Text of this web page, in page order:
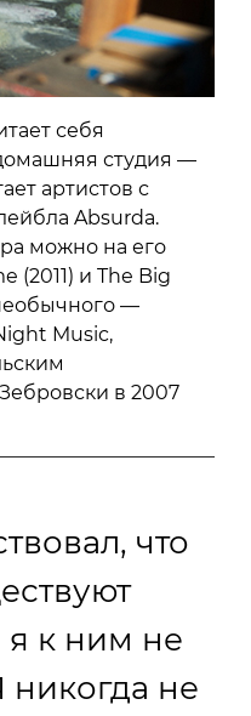
себя
студия —
артистов с
Absurda.
можно на его
(2011) и The Big
—
Music,
в 2007
что
к ним не
не